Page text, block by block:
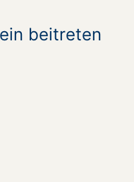
beitreten